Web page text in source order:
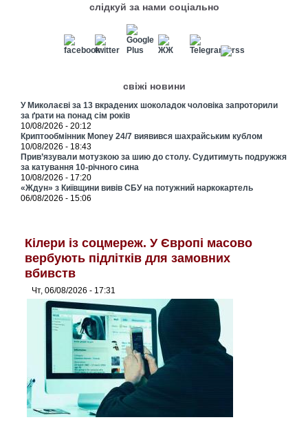
слідкуй за нами соціально
свіжі новини
У Миколаєві за 13 вкрадених шоколадок чоловіка запроторили
за ґрати на понад сім років
10/08/2026 - 20:12
Криптообмінник Money 24/7 виявився шахрайським кублом
10/08/2026 - 18:43
Прив’язували мотузкою за шию до столу. Судитимуть подружжя
за катування 10-річного сина
10/08/2026 - 17:20
«Ждун» з Київщини вивів СБУ на потужний наркокартель
06/08/2026 - 15:06
Кілери із соцмереж. У Європі масово
вербують підлітків для замовних
вбивств
Чт, 06/08/2026 - 17:31